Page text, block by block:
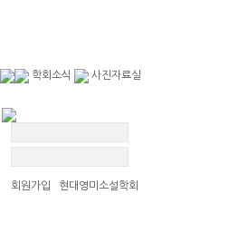
학회소식 사진자료실
회원가입 현대영미소설학회